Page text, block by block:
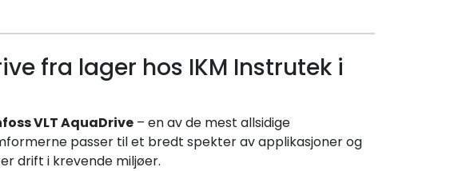
fra lager hos IKM Instrutek i
VLT AquaDrive – en av de mest allsidige
passer til et bredt spekter av applikasjoner og
drift i krevende miljøer.